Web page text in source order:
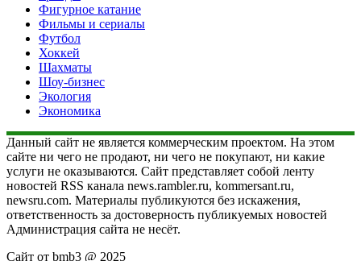
Фигурное катание
Фильмы и сериалы
Футбол
Хоккей
Шахматы
Шоу-бизнес
Экология
Экономика
Данный сайт не является коммерческим проектом. На этом
сайте ни чего не продают, ни чего не покупают, ни какие
услуги не оказываются. Сайт представляет собой ленту
новостей RSS канала news.rambler.ru, kommersant.ru,
newsru.com. Материалы публикуются без искажения,
ответственность за достоверность публикуемых новостей
Администрация сайта не несёт.
Сайт от bmb3 @ 2025